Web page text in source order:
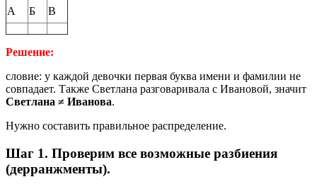
А Б В
Решение:
словие: у каждой девочки первая буква имени и фамилии не
совпадает. Также Светлана разговаривала с Ивановой, значит
Светлана ≠ Иванова.
Нужно составить правильное распределение.
Шаг 1. Проверим все возможные разбиения
(дерранжменты).